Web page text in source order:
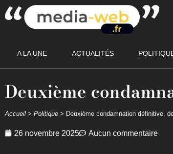
A LA UNE ACTUALITÉS
Deuxième
Accueil > Politique > Deuxième condamnation définitive,
26 novembre 2025 Aucun commentaire